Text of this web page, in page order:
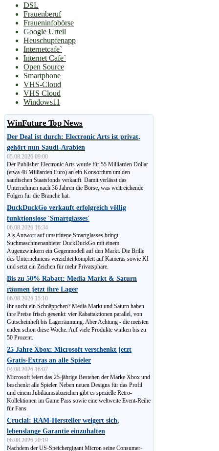
DSL
Frauenberuf
Fraueninfobörse
Google Urteil
Heuschupfenapp
Internetcafe`
Internet Cafe`
Open Source
Smartphone
VHS-Cloud
VHS Cloud
Windows11
WinFuture Top News
Der Deal ist durch: Electronic Arts ist privat,
gehört nun Saudi-Arabien
05.08.2026 09:00
Der Publisher Electronic Arts wurde für 55 Milliarden Dollar
(etwa 48 Milliarden Euro) an ein Konsortium um den
saudischen Staatsfonds verkauft. Damit verlässt das
Unternehmen nach 36 Jahren die Börse, was weitreichende
Folgen für die Branche hat.
DuckDuckGo verkauft erfolgreich völlig
funktionslose 'Smartglasses'
06.08.2026 16:34
Als Antwort auf umstrittene Smartglasses bringt
Suchmaschinen­anbieter DuckDuckGo mit einem
Augenzwinkern ein Gegenmodell auf den Markt. Die Brille
des Unternehmens verzichtet komplett auf Kameras sowie KI
und setzt ein Zeichen für mehr Privatsphäre.
Bis zu 50% Rabatt: Media Markt & Saturn
räumen jetzt ihre Lager
06.08.2026 15:10
Ihr sucht ein Schnäppchen? Media Markt und Saturn haben
ihre Preise frisch gesenkt: vier Rabattaktionen parallel, von
Gut­schein­heft bis Lagerräumung. Aber Achtung - die meisten
enden schon diese Woche. Auf viele Produkte winken bis zu
50 Prozent.
25 Jahre Xbox: Microsoft verschenkt jetzt
Gratis-Extras an alle Spieler
04.08.2026 16:07
Microsoft feiert das 25-jährige Bestehen der Marke Xbox und
beschenkt alle Spieler. Neben neuen Designs für das Profil
und einem Jubiläumsabzeichen gibt es spezielle Retro-
Kollektionen im Game Pass sowie eine weltweite Event-Reihe
für Fans.
Crucial: RAM-Hersteller weigert sich,
lebenslange Garantie einzuhalten
06.08.2026 20:19
Nachdem der US-Speichergigant Micron seine Consumer-